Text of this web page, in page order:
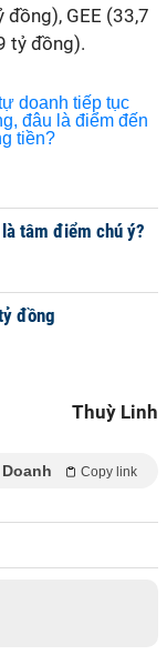
đồng), GEE (33,7
tỷ đồng).
tâm điểm chú ý?
đồng
Thuỳ Linh
Copy link